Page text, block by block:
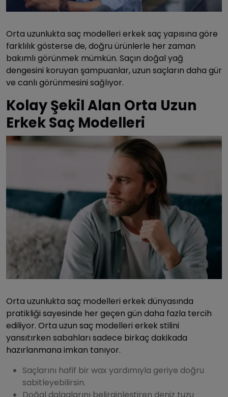
Orta uzunlukta saç modelleri erkek saç yapısına göre
farklılık gösterse de, doğru ürünlerle her zaman
bakımlı görünmek mümkün. Saçın doğal yağ
dengesini koruyan şampuanlar, uzun saçların daha gür
ve canlı görünmesini sağlıyor.
Kolay Şekil Alan Orta Uzun
Erkek Saç Modelleri
Orta uzunlukta saç modelleri erkek dünyasında
pratikliği sayesinde her geçen gün daha fazla tercih
ediliyor. Orta uzun saç modelleri erkek stilini
yansıtırken sabahları sadece birkaç dakikada
hazırlanmana imkan tanıyor.
Saçlarını hafif bir wax yardımıyla geriye doğru
sabitleyebilirsin.